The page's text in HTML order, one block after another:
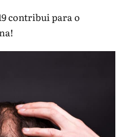
contribui para o